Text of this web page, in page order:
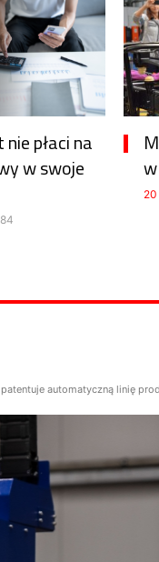
płaci na
w swoje
patentuje automatyczną linię